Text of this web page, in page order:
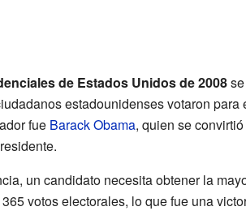
de Estados Unidos de 2008se
estadounidenses votaron para
fue Barack Obama, quien se
un candidato necesita obtener la
votos electorales, lo que fue una